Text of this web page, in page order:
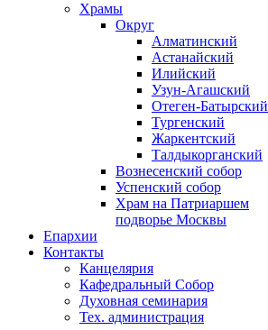
Храмы
Округ
Алматинский
Астанайский
Илийский
Узун-Агашский
Отеген-Батырский
Тургенский
Жаркентский
Талдыкорганский
Вознесенский собор
Успенский собор
Храм на Патриаршем
подворье Москвы
Епархии
Контакты
Канцелярия
Кафедральный Собор
Духовная семинария
Тех. администрация